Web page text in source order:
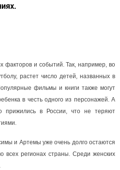
факторов и событий. Так, например, во
растет число детей, названных в
фильмы и книги также могут
в честь одного из персонажей. А
прижились в России, что не теряют
и Артемы уже очень долго остаются
всех регионах страны. Среди женских